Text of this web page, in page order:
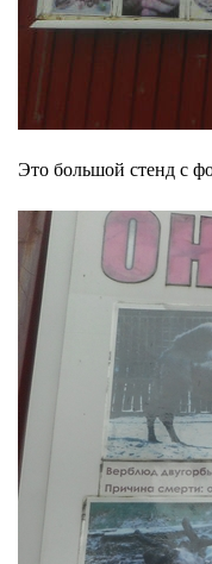
Это большой стенд с